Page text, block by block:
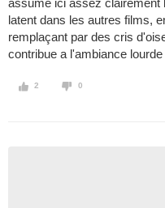
assume ici assez
latent dans les autres films,
remplaçant par des cris
contribue a l'ambiance
2 0